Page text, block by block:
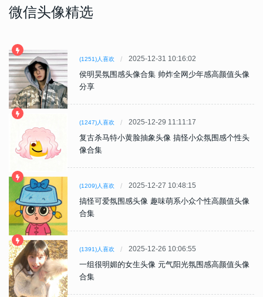
微信头像精选
(1251)人喜欢 2025-12-31 10:16:02
侯明昊氛围感头像合集 帅炸全网少年感高颜值头像
分享
(1247)人喜欢 2025-12-29 11:11:17
复古杀马特小黄脸抽象头像 搞怪小众氛围感个性头
像合集
(1209)人喜欢 2025-12-27 10:48:15
搞怪可爱氛围感头像 趣味萌系小众个性高颜值头像
合集
(1391)人喜欢 2025-12-26 10:06:55
一组很明媚的女生头像 元气阳光氛围感高颜值头像
合集